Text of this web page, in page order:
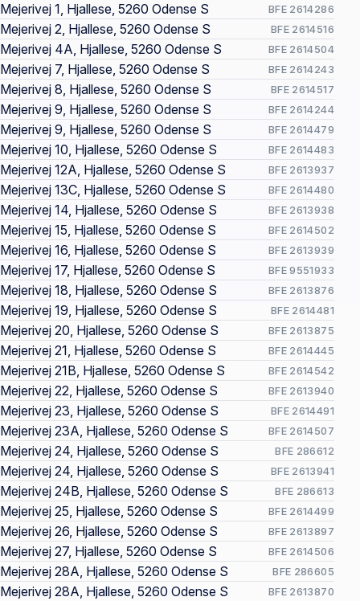
Offentlige ejendomssider
Mejerivej 1, Hjallese, 5260 Odense S BFE 2614286
Mejerivej 2, Hjallese, 5260 Odense S BFE 2614516
Mejerivej 4A, Hjallese, 5260 Odense S BFE 2614504
Mejerivej 7, Hjallese, 5260 Odense S BFE 2614243
Mejerivej 8, Hjallese, 5260 Odense S BFE 2614517
Mejerivej 9, Hjallese, 5260 Odense S BFE 2614244
Mejerivej 9, Hjallese, 5260 Odense S BFE 2614479
Mejerivej 10, Hjallese, 5260 Odense S BFE 2614483
Mejerivej 12A, Hjallese, 5260 Odense S BFE 2613937
Mejerivej 13C, Hjallese, 5260 Odense S BFE 2614480
Mejerivej 14, Hjallese, 5260 Odense S BFE 2613938
Mejerivej 15, Hjallese, 5260 Odense S BFE 2614502
Mejerivej 16, Hjallese, 5260 Odense S BFE 2613939
Mejerivej 17, Hjallese, 5260 Odense S BFE 9551933
Mejerivej 18, Hjallese, 5260 Odense S BFE 2613876
Mejerivej 19, Hjallese, 5260 Odense S BFE 2614481
Mejerivej 20, Hjallese, 5260 Odense S BFE 2613875
Mejerivej 21, Hjallese, 5260 Odense S BFE 2614445
Mejerivej 21B, Hjallese, 5260 Odense S BFE 2614542
Mejerivej 22, Hjallese, 5260 Odense S BFE 2613940
Mejerivej 23, Hjallese, 5260 Odense S BFE 2614491
Mejerivej 23A, Hjallese, 5260 Odense S BFE 2614507
Mejerivej 24, Hjallese, 5260 Odense S BFE 286612
Mejerivej 24, Hjallese, 5260 Odense S BFE 2613941
Mejerivej 24B, Hjallese, 5260 Odense S BFE 286613
Mejerivej 25, Hjallese, 5260 Odense S BFE 2614499
Mejerivej 26, Hjallese, 5260 Odense S BFE 2613897
Mejerivej 27, Hjallese, 5260 Odense S BFE 2614506
Mejerivej 28A, Hjallese, 5260 Odense S BFE 286605
Mejerivej 28A, Hjallese, 5260 Odense S BFE 2613870